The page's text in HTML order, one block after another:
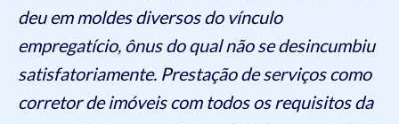
deu em moldes diversos do vínculo
empregatício, ônus do qual não se desincumbiu
satisfatoriamente. Prestação de serviços como
corretor de imóveis com todos os requisitos da